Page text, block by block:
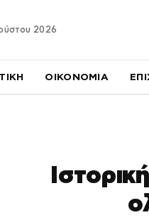
2026
ΟΙΚΟΝΟΜΙΑ